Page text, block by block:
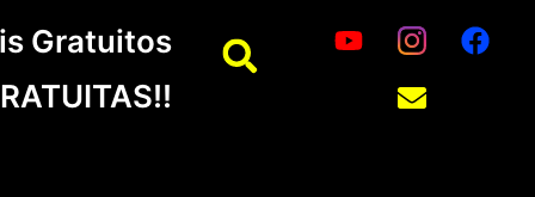
Gratuitos